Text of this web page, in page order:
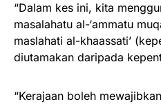
“Dalam kes ini, kita
masalahatu al-‘ammatu
maslahati al-khaassati’
diutamakan daripada
“Kerajaan boleh